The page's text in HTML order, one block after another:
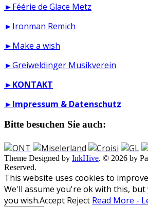
►Féérie de Glace Metz
►Ironman Remich
►Make a wish
►Greiweldinger Musikverein
►KONTAKT
►Impressum & Datenschutz
Bitte besuchen Sie auch:
Theme Designed by InkHive. © 2026 by
Reserved.
This website uses cookies to
We'll assume you're ok with this,
you wish.Accept Reject Read More -